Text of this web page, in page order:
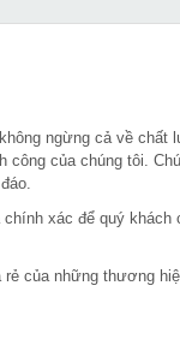
ngừng cả về chất
của chúng tôi.
xác để quý khách
của những thương